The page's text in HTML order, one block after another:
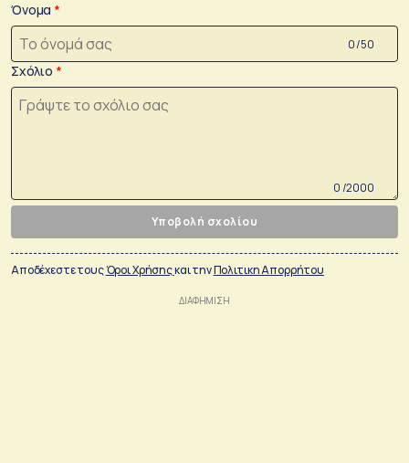
Όνομα
0 /50
Σχόλιο
0 /2000
Υποβολή σχολίου
Αποδέχεστε τουςΌροι Χρήσηςκαι τηνΠολιτικη Απορρήτου